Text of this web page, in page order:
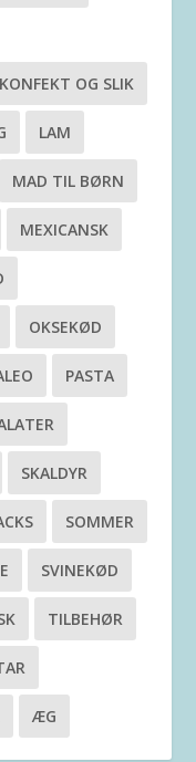
KONFEKT OG SLIK
LAM
MAD TIL BØRN
MEXICANSK
OKSEKØD
PASTA
SKALDYR
SOMMER
SVINEKØD
TILBEHØR
ÆG